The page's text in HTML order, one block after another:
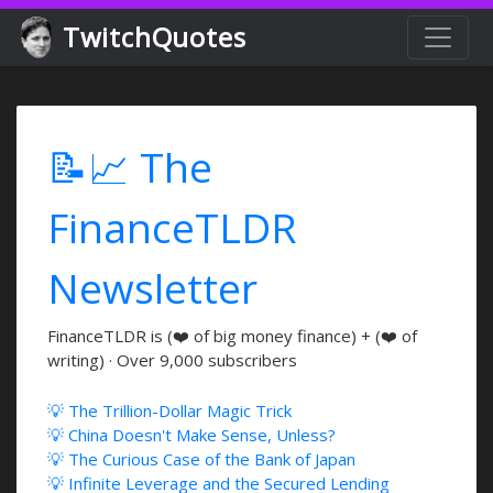
TwitchQuotes
📝📈 The
FinanceTLDR
Newsletter
FinanceTLDR is (❤️ of big money finance) + (❤️ of
writing) · Over 9,000 subscribers
💡 The Trillion-Dollar Magic Trick
💡 China Doesn't Make Sense, Unless?
💡 The Curious Case of the Bank of Japan
💡 Infinite Leverage and the Secured Lending